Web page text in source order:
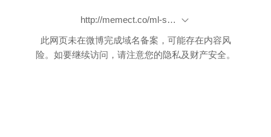
http://memect.co/ml-short-2015-07-25
此网页未在微博完成域名备案，可能存在内容风
险。如要继续访问，请注意您的隐私及财产安全。